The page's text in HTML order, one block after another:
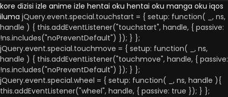
kore dizisi izle anime izle hentai oku hentai oku manga oku iqos
iluma jQuery.event.special.touchstart = { setup: function( _, ns,
handle ) { this.addEventListener("touchstart", handle, { passive:
!ns.includes("noPreventDefault") }); } };
jQuery.event.special.touchmove = { setup: function( _, ns,
handle ) { this.addEventListener("touchmove", handle, { passive:
!ns.includes("noPreventDefault") }); } };
jQuery.event.special.wheel = { setup: function( _, ns, handle ){
this.addEventListener("wheel", handle, { passive: true }); } };